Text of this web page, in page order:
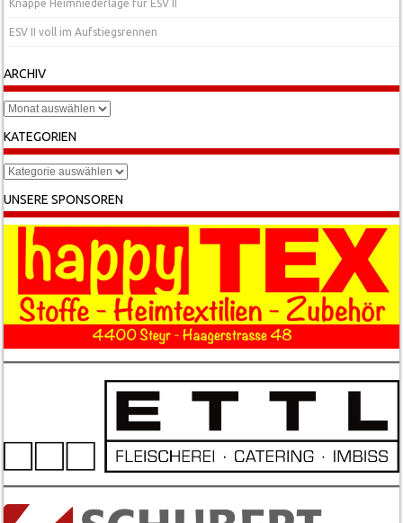
Knappe Heimniederlage für ESV II
ESV II voll im Aufstiegsrennen
ARCHIV
Archiv
KATEGORIEN
Kategorien
UNSERE SPONSOREN